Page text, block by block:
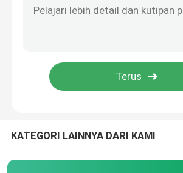
Bahan Struktural Baja
KATEGORI LAINNYA DARI KAMI